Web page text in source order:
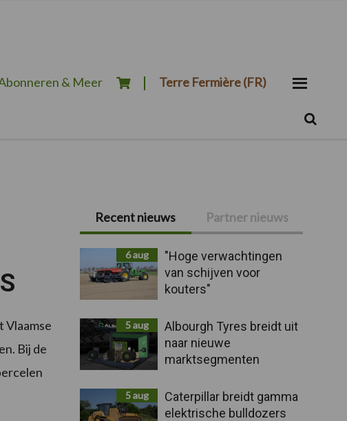
& Meer Terre Fermière (FR)
Vlaamse
Bij de
Primaire
Sidebar
Recent nieuws Partner nieuws
6 aug
"Hoge verwachtingen
van schijven voor
kouters"
5 aug
Albourgh Tyres breidt uit
naar nieuwe
marktsegmenten
5 aug
Caterpillar breidt gamma
elektrische bulldozers